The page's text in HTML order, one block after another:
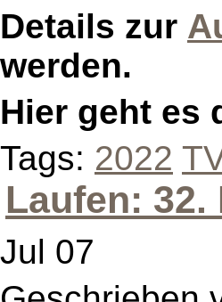
Details zur
werden.
Hier geht es
Tags: 2022
Laufen:
Jul 07